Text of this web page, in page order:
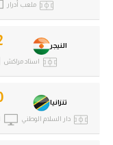
تنزانيا
دار السلام الوطني
النيجر
استاد مراكش
ملعب أدرار